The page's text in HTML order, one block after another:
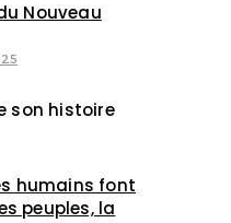
Nouveau
son histoire
humains font
peuples, la